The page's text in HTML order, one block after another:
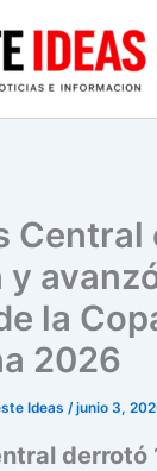
Central
y
la
2026
Ideas/junio 3,
derrotó